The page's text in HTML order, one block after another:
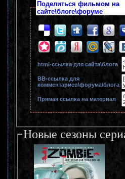
Поделиться фильмом на
сайте\блоге\форуме
html-cсылка для сайта\блога
BB-cсылка для
комментариев\форума\блога
Прямая ссылка на материал
Новые сезоны